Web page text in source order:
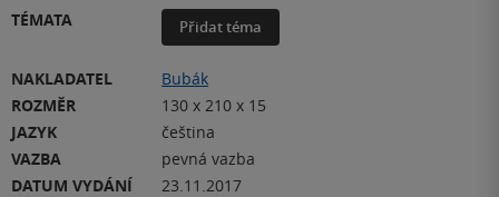
TÉMATA
Přidat téma
NAKLADATEL
Bubák
ROZMĚR
130 x 210 x 15
JAZYK
čeština
VAZBA
pevná vazba
DATUM VYDÁNÍ
23.11.2017